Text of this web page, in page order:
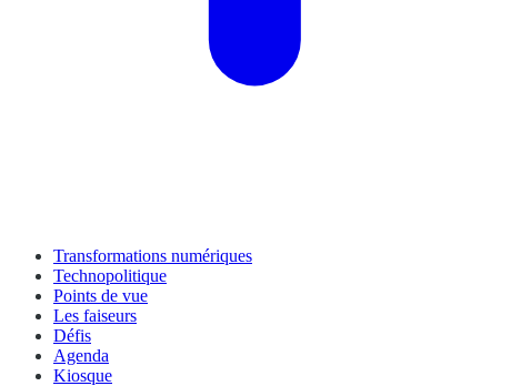
Transformations numériques
Technopolitique
Points de vue
Les faiseurs
Défis
Agenda
Kiosque